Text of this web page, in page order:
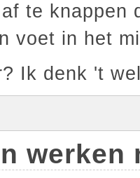
te knappen
voet in het
Ik denk 't
werken